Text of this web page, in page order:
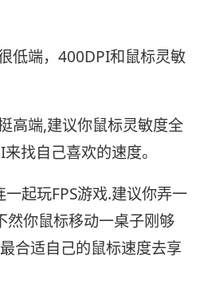
低端，400DPI和鼠标灵敏
高端,建议你鼠标灵敏度全
找自己喜欢的速度。
起玩FPS游戏.建议你弄一
然你鼠标移动一桌子刚够
合适自己的鼠标速度去享